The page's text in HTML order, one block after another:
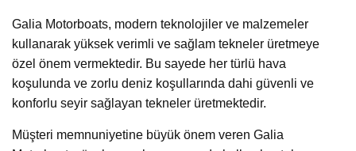
Galia Motorboats, modern teknolojiler ve malzemeler
kullanarak yüksek verimli ve sağlam tekneler üretmeye
özel önem vermektedir. Bu sayede her türlü hava
koşulunda ve zorlu deniz koşullarında dahi güvenli ve
konforlu seyir sağlayan tekneler üretmektedir.
Müşteri memnuniyetine büyük önem veren Galia